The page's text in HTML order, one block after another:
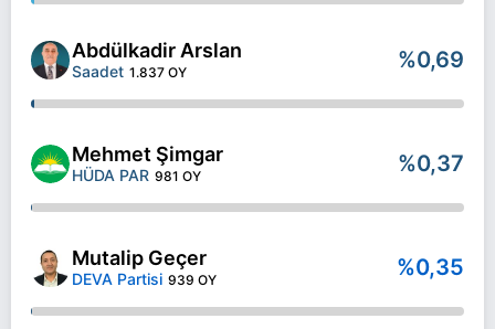
Abdülkadir Arslan
Saadet 1.837 OY %0,69
Mehmet Şimgar
HÜDA PAR 981 OY %0,37
Mutalip Geçer
DEVA Partisi 939 OY %0,35